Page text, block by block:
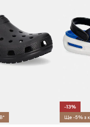
-13%
Ще -5% з